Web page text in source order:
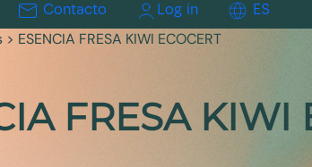
Contacto Log in ES
> ESENCIA FRESA KIWI ECOCERT
FRESA KIWI